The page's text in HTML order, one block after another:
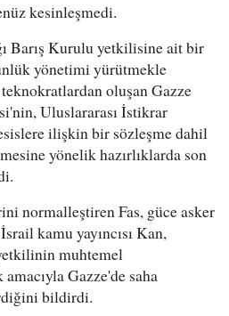
kesinleşmedi.
Barış Kurulu yetkilisine ait bir
yönetimi yürütmekle
oluşan Gazze
Uluslararası İstikrar
ilişkin bir sözleşme dahil
yönelik hazırlıklarda son
normalleştiren Fas, güce asker
kamu yayıncısı Kan,
muhtemel
amacıyla Gazze'de saha
bildirdi.